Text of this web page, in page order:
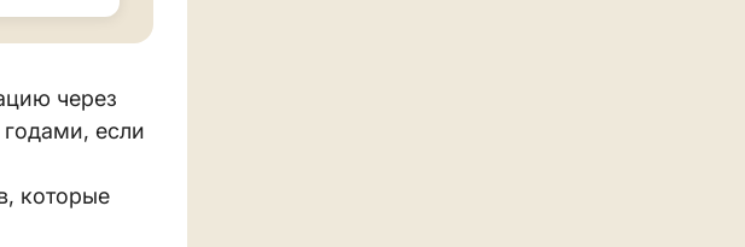
через
если
которые